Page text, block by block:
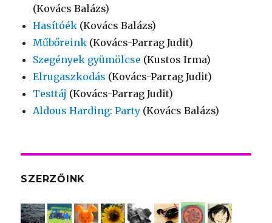
(Kovács Balázs)
Hasítóék (Kovács Balázs)
Műbőreink (Kovács-Parrag Judit)
Szegények gyümölcse (Kustos Irma)
Elrugaszkodás (Kovács-Parrag Judit)
Testtáj (Kovács-Parrag Judit)
Aldous Harding: Party (Kovács Balázs)
SZERZŐINK